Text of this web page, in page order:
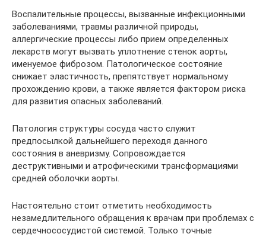
Воспалительные процессы, вызванные инфекционными
заболеваниями, травмы различной природы,
аллергические процессы либо прием определенных
лекарств могут вызвать уплотнение стенок аорты,
именуемое фиброзом. Патологическое состояние
снижает эластичность, препятствует нормальному
прохождению крови, а также является фактором риска
для развития опасных заболеваний.
Патология структуры сосуда часто служит
предпосылкой дальнейшего переходя данного
состояния в аневризму. Сопровождается
деструктивными и атрофическими трансформациями
средней оболочки аорты.
Настоятельно стоит отметить необходимость
незамедлительного обращения к врачам при проблемах с
сердечнососудистой системой. Только точные